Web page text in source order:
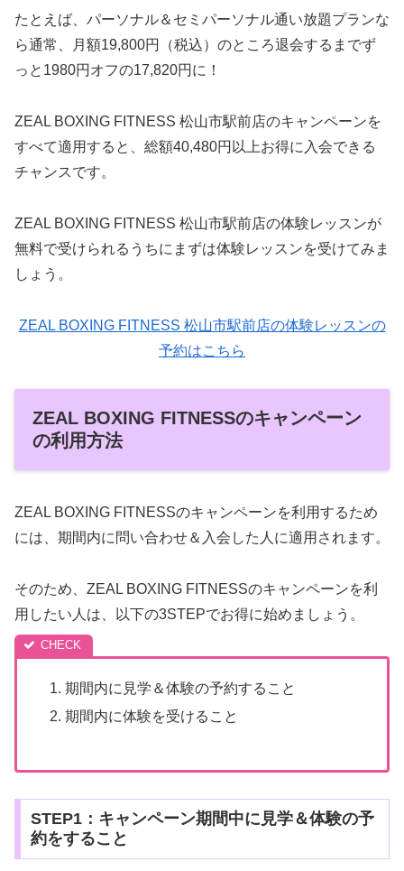
たとえば、パーソナル＆セミパーソナル通い放題プランな
ら通常、月額19,800円（税込）のところ退会するまでず
っと1980円オフの17,820円に！
ZEAL BOXING FITNESS 松山市駅前店のキャンペーンを
すべて適用すると、総額40,480円以上お得に入会できる
チャンスです。
ZEAL BOXING FITNESS 松山市駅前店の体験レッスンが
無料で受けられるうちにまずは体験レッスンを受けてみま
しょう。
ZEAL BOXING FITNESS 松山市駅前店の体験レッスンの
予約はこちら
ZEAL BOXING FITNESSのキャンペーン
の利用方法
ZEAL BOXING FITNESSのキャンペーンを利用するため
には、期間内に問い合わせ＆入会した人に適用されます。
そのため、ZEAL BOXING FITNESSのキャンペーンを利
用したい人は、以下の3STEPでお得に始めましょう。
期間内に見学＆体験の予約すること
期間内に体験を受けること
STEP1：キャンペーン期間中に見学＆体験の予
約をすること